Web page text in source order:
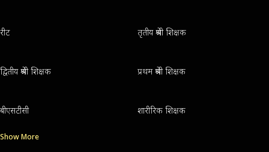
रीट तृतीय श्रेणी शिक्षक
द्वितीय श्रेणी शिक्षक प्रथम श्रेणी शिक्षक
बीएसटीसी शारीरिक शिक्षक
Show More